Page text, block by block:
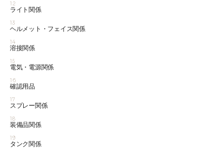
12
ライト関係
13
ヘルメット・フェイス関係
14
溶接関係
15
電気・電源関係
16
確認用品
17
スプレー関係
18
装備品関係
19
タンク関係